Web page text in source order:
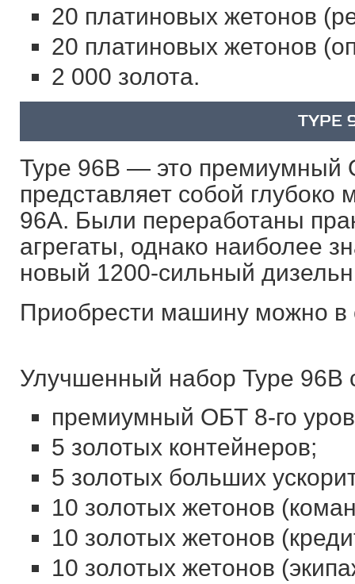
20 платиновых жетонов
20 платиновых жетонов
2 000 золота.
TYPE‌
Type‌ ‌96B‌ ‌—‌ ‌это‌ ‌премиумный‌
‌представляет‌ ‌собой‌
‌96A.‌ ‌Были‌ ‌переработаны‌
‌агрегаты,‌ ‌однако‌ ‌наиболее‌
‌новый‌ ‌1200-сильный‌
Приобрести‌ ‌машину‌ ‌можно‌ ‌в‌
Улучшенный‌ ‌набор‌ ‌‌Type‌ ‌96B‌‌
премиумный‌ ‌ОБТ‌ ‌8-го‌
5‌ ‌золотых‌ ‌контейнеров;‌ ‌
5‌ ‌золотых‌ ‌больших‌
10‌ ‌золотых‌ ‌жетонов‌
10‌ ‌золотых‌ ‌жетонов‌
10‌ ‌золотых‌ ‌жетонов‌